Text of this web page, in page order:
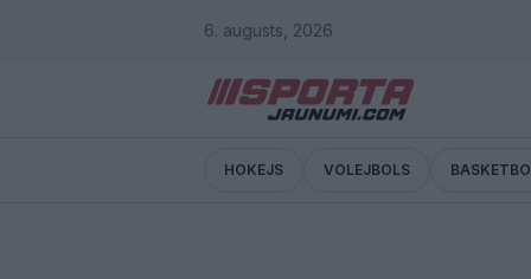
6. augusts, 2026
HOKEJS VOLEJBOLS